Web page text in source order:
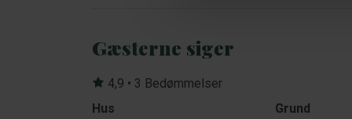
Gæsterne siger
4,9 • 3 Bedømmelser
Hus
Grund